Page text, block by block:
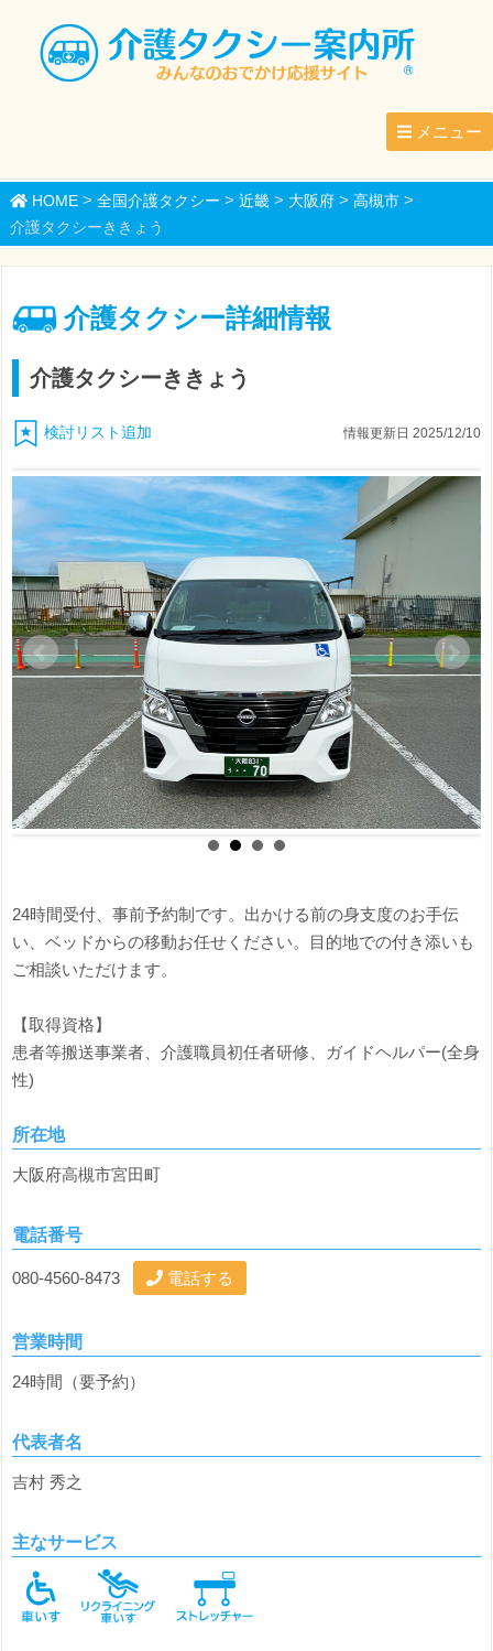
メニュー
HOME> 全国介護タクシー > 近畿> 大阪府> 高槻市>
介護タクシーききょう
介護タクシー詳細情報
介護タクシーききょう
検討リスト追加 情報更新日 2025/12/10
24時間受付、事前予約制です。出かける前の身支度のお手伝
い、ベッドからの移動お任せください。目的地での付き添いも
ご相談いただけます。
【取得資格】
患者等搬送事業者、介護職員初任者研修、ガイドヘルパー(全身
性)
所在地
大阪府高槻市宮田町
電話番号
080-4560-8473 電話する
営業時間
24時間（要予約）
代表者名
吉村 秀之
主なサービス